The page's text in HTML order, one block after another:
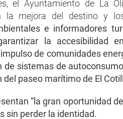
el Ayuntamiento de La
la mejora del destino y
e informadores
la accesibilidad
de comunidades
sistemas de
paseo marítimo de El
“la gran oportunidad
sin perder la identidad.